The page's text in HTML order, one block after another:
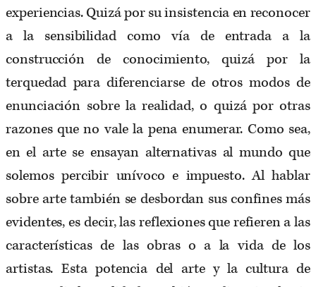
experiencias. Quizá por su insistencia en reconocer
a la sensibilidad como vía de entrada a la
construcción de conocimiento, quizá por la
terquedad para diferenciarse de otros modos de
enunciación sobre la realidad, o quizá por otras
razones que no vale la pena enumerar. Como sea,
en el arte se ensayan alternativas al mundo que
solemos percibir unívoco e impuesto. Al hablar
sobre arte también se desbordan sus confines más
evidentes, es decir, las reflexiones que refieren a las
características de las obras o a la vida de los
artistas. Esta potencia del arte y la cultura de